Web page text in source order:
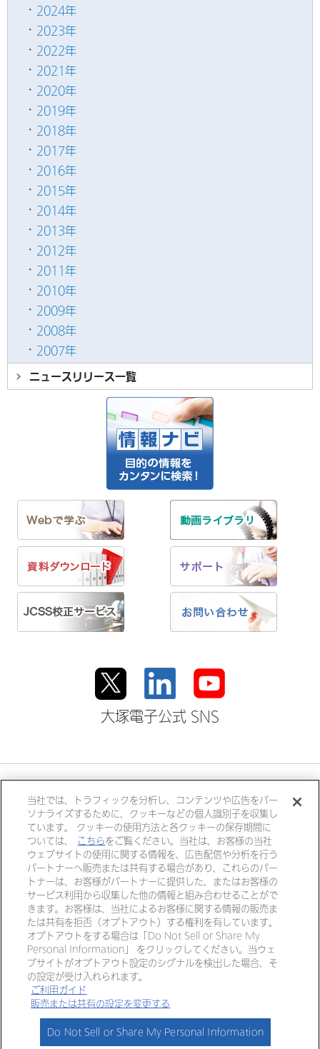
2024年
2023年
2022年
2021年
2020年
2019年
2018年
2017年
2016年
2015年
2014年
2013年
2012年
2011年
2010年
2009年
2008年
2007年
ニュースリリース一覧
大塚電子公式 SNS
大塚ホールディングス
大塚製薬 大塚製薬工場
大鵬薬品工業
大塚倉庫
大塚化学
大塚食品
大塚メディカルデバイス
リンク
個人情報・特定個人情報につい
て
ご利用ガイド サイトマップ
Copyright © OTSUKA ELECTRONICS CO.,LTD All Rights Reserved.
当社では、トラフィックを分析し、コンテンツや広告をパー
ソナライズするために、クッキーなどの個人識別子を収集し
ています。 クッキーの使用方法と各クッキーの保存期間に
ついては、
こちらをご覧ください。当社は、お客様の当社
ウェブサイトの使用に関する情報を、広告配信や分析を行う
パートナーへ販売または共有する場合があり、これらのパー
トナーは、お客様がパートナーに提供した、またはお客様の
サービス利用から収集した他の情報と組み合わせることがで
きます。お客様は、当社によるお客様に関する情報の販売ま
たは共有を拒否（オプトアウト）する権利を有しています。
オプトアウトをする場合は「Do Not Sell or Share My
Personal Information」 をクリックしてください。当ウェ
ブサイトがオプトアウト設定のシグナルを検出した場合、そ
の設定が受け入れられます。
ご利用ガイド
販売または共有の設定を変更する
Do Not Sell or Share My Personal Information